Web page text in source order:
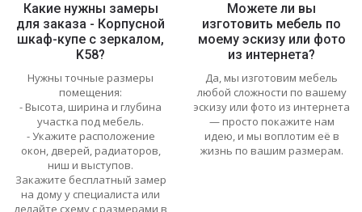
Какие нужны замеры
для заказа - Корпусной
шкаф-купе с зеркалом,
K58?
Нужны точные размеры
помещения:
- Высота, ширина и глубина
участка под мебель.
- Укажите расположение
окон, дверей, радиаторов,
ниш и выступов.
Закажите бесплатный замер
на дому у специалиста или
делайте схему с размерами в
Можете ли вы
изготовить мебель по
моему эскизу или фото
из интернета?
Да, мы изготовим мебель
любой сложности по вашему
эскизу или фото из интернета
— просто покажите нам
идею, и мы воплотим её в
жизнь по вашим размерам.